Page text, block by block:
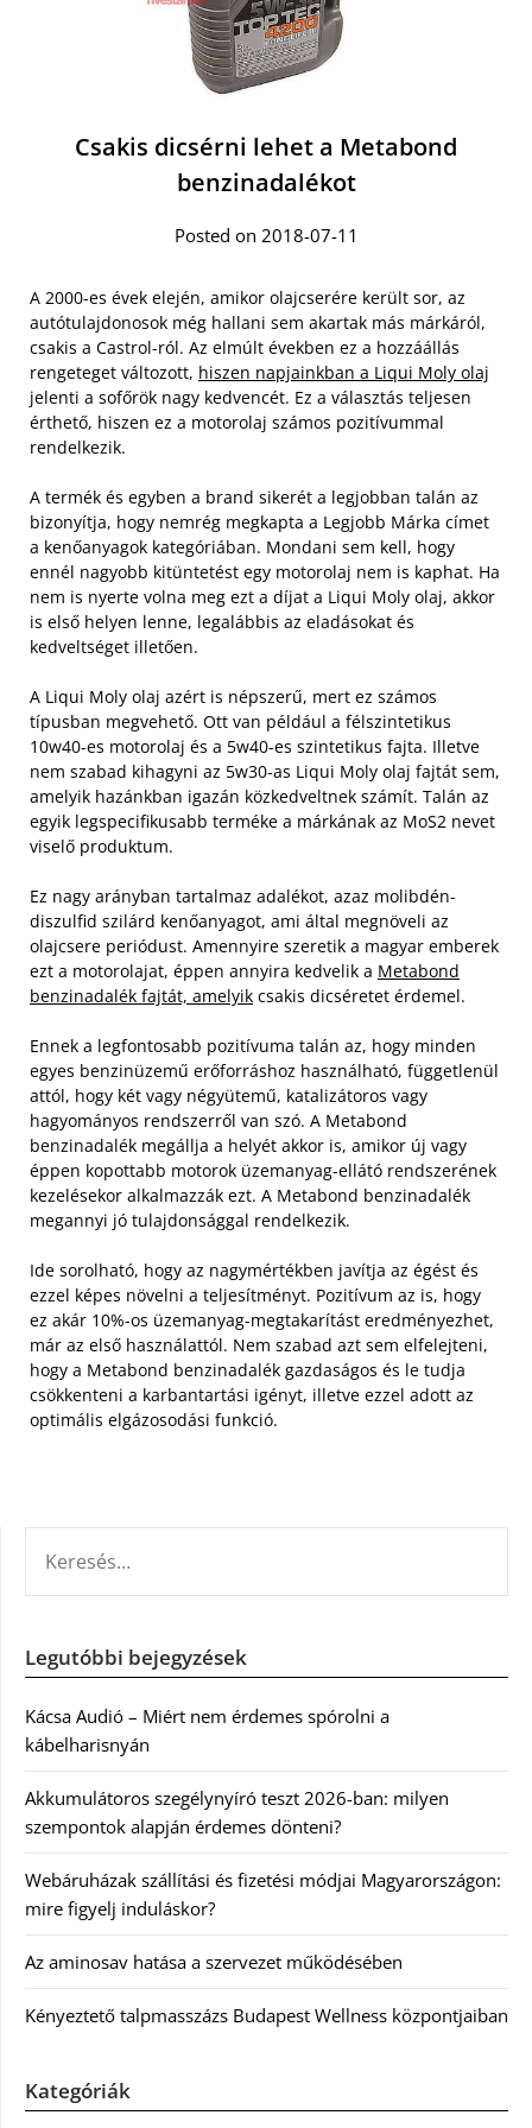
Csakis dicsérni lehet a Metabond
benzinadalékot
Posted on 2018-07-11
A 2000-es évek elején, amikor olajcserére került sor, az
autótulajdonosok még hallani sem akartak más márkáról,
csakis a Castrol-ról. Az elmúlt években ez a hozzáállás
rengeteget változott, hiszen napjainkban a Liqui Moly olaj
jelenti a sofőrök nagy kedvencét. Ez a választás teljesen
érthető, hiszen ez a motorolaj számos pozitívummal
rendelkezik.
A termék és egyben a brand sikerét a legjobban talán az
bizonyítja, hogy nemrég megkapta a Legjobb Márka címet
a kenőanyagok kategóriában. Mondani sem kell, hogy
ennél nagyobb kitüntetést egy motorolaj nem is kaphat. Ha
nem is nyerte volna meg ezt a díjat a Liqui Moly olaj, akkor
is első helyen lenne, legalábbis az eladásokat és
kedveltséget illetően.
A Liqui Moly olaj azért is népszerű, mert ez számos
típusban megvehető. Ott van például a félszintetikus
10w40-es motorolaj és a 5w40-es szintetikus fajta. Illetve
nem szabad kihagyni az 5w30-as Liqui Moly olaj fajtát sem,
amelyik hazánkban igazán közkedveltnek számít. Talán az
egyik legspecifikusabb terméke a márkának az MoS2 nevet
viselő produktum.
Ez nagy arányban tartalmaz adalékot, azaz molibdén-
diszulfid szilárd kenőanyagot, ami által megnöveli az
olajcsere periódust. Amennyire szeretik a magyar emberek
ezt a motorolajat, éppen annyira kedvelik a Metabond
benzinadalék fajtát, amelyik csakis dicséretet érdemel.
Ennek a legfontosabb pozitívuma talán az, hogy minden
egyes benzinüzemű erőforráshoz használható, függetlenül
attól, hogy két vagy négyütemű, katalizátoros vagy
hagyományos rendszerről van szó. A Metabond
benzinadalék megállja a helyét akkor is, amikor új vagy
éppen kopottabb motorok üzemanyag-ellátó rendszerének
kezelésekor alkalmazzák ezt. A Metabond benzinadalék
megannyi jó tulajdonsággal rendelkezik.
Ide sorolható, hogy az nagymértékben javítja az égést és
ezzel képes növelni a teljesítményt. Pozitívum az is, hogy
ez akár 10%-os üzemanyag-megtakarítást eredményezhet,
már az első használattól. Nem szabad azt sem elfelejteni,
hogy a Metabond benzinadalék gazdaságos és le tudja
csökkenteni a karbantartási igényt, illetve ezzel adott az
optimális elgázosodási funkció.
Legutóbbi bejegyzések
Kácsa Audió – Miért nem érdemes spórolni a
kábelharisnyán
Akkumulátoros szegélynyíró teszt 2026-ban: milyen
szempontok alapján érdemes dönteni?
Webáruházak szállítási és fizetési módjai Magyarországon:
mire figyelj induláskor?
Az aminosav hatása a szervezet működésében
Kényeztető talpmasszázs Budapest Wellness központjaiban
Kategóriák